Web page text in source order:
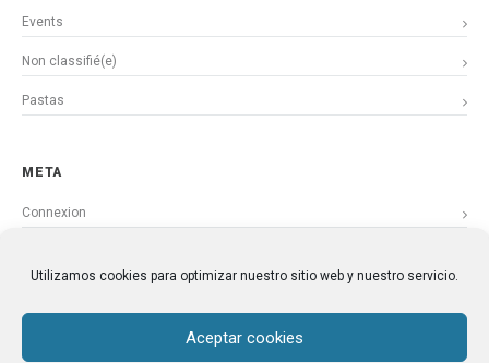
Utilizamos cookies para optimizar nuestro sitio web y nuestro servicio.
Aceptar cookies
Events
Non classifié(e)
Pastas
META
Connexion